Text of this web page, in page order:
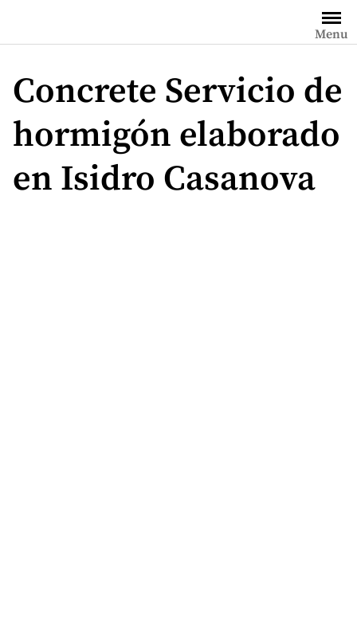
contenido
Menu
Concrete Servicio de
hormigón elaborado
en Isidro Casanova